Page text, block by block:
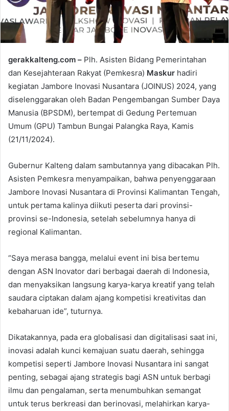
gerakkalteng.com – Plh. Asisten Bidang Pemerintahan
dan Kesejahteraan Rakyat (Pemkesra) Maskur hadiri
kegiatan Jambore Inovasi Nusantara (JOINUS) 2024, yang
diselenggarakan oleh Badan Pengembangan Sumber Daya
Manusia (BPSDM), bertempat di Gedung Pertemuan
Umum (GPU) Tambun Bungai Palangka Raya, Kamis
(21/11/2024).
Gubernur Kalteng dalam sambutannya yang dibacakan Plh.
Asisten Pemkesra menyampaikan, bahwa penyenggaraan
Jambore Inovasi Nusantara di Provinsi Kalimantan Tengah,
untuk pertama kalinya diikuti peserta dari provinsi-
provinsi se-Indonesia, setelah sebelumnya hanya di
regional Kalimantan.
“Saya merasa bangga, melalui event ini bisa bertemu
dengan ASN Inovator dari berbagai daerah di Indonesia,
dan menyaksikan langsung karya-karya kreatif yang telah
saudara ciptakan dalam ajang kompetisi kreativitas dan
kebaharuan ide”, tuturnya.
Dikatakannya, pada era globalisasi dan digitalisasi saat ini,
inovasi adalah kunci kemajuan suatu daerah, sehingga
kompetisi seperti Jambore Inovasi Nusantara ini sangat
penting, sebagai ajang strategis bagi ASN untuk berbagi
ilmu dan pengalaman, serta menumbuhkan semangat
untuk terus berkreasi dan berinovasi, melahirkan karya-